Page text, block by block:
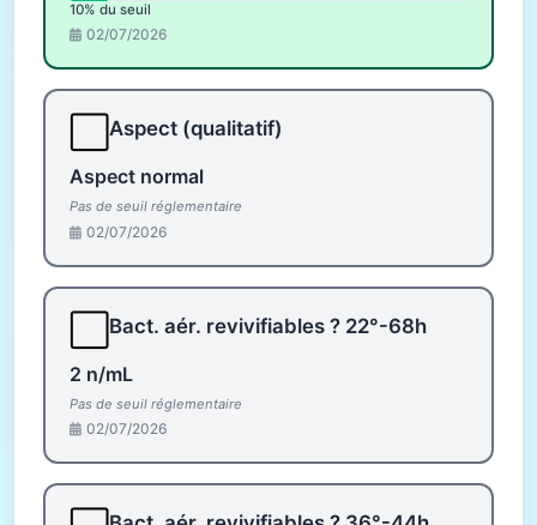
10% du seuil
02/07/2026
Aspect (qualitatif)
Aspect normal
Pas de seuil réglementaire
02/07/2026
Bact. aér. revivifiables ? 22°-68h
2 n/mL
Pas de seuil réglementaire
02/07/2026